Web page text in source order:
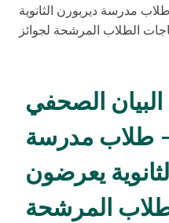
الصحفي رقم 38 – طلاب مدرسة ديربورن الثانوية
الطلاب المرشحة لجوائز
الصحفي
38 – طلاب مدرسة
يعرضون
المرشحة